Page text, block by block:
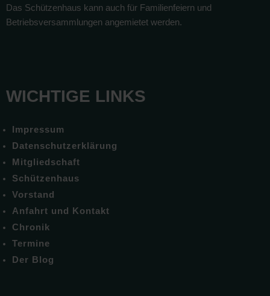
Das Schützenhaus kann auch für Familienfeiern und
Betriebsversammlungen angemietet werden.
WICHTIGE LINKS
Impressum
Datenschutzerklärung
Mitgliedschaft
Schützenhaus
Vorstand
Anfahrt und Kontakt
Chronik
Termine
Der Blog